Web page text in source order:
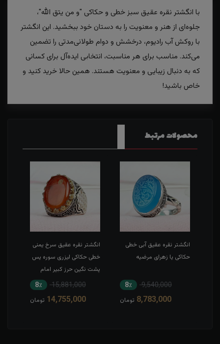
با انگشتر نقره عقیق سبز خطی و حکاکی "و من یتق الله"،
جلوه‌ای از هنر و معنویت را به دستان خود ببخشید. این انگشتر
با روکش آب رادیوم، درخشش و دوام طولانی‌مدتی را تضمین
می‌کند. مناسب برای هر مناسبت، انتخابی ایده‌آل برای کسانی
که به دنبال زیبایی و معنویت هستند. همین حالا خرید کنید و
خاص باشید!
محصولات مرتبط
انگشتر نقره عقیق آبی خطی
حکاکی یا زهرای مرضیه
9,540,000 8٪
8,783,000 تومان
انگشتر نقره عقیق سرخ یمنی
خطی حکاکی لیزری سوره یس
پشت نگین حرز کبیر امام
جواد(ع) رکاب تاج برنجی بغل
طرح ضریح
15,881,000 8٪
14,755,000 تومان